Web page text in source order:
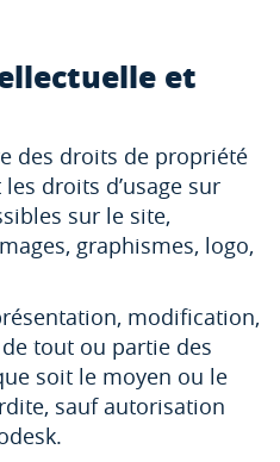
et
des droits de propriété
droits d’usage sur
sur le site,
graphismes, logo,
modification,
tout ou partie des
soit le moyen ou le
sauf autorisation